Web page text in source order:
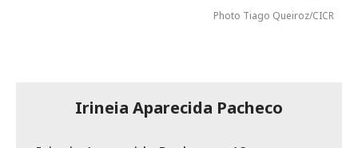
Photo Tiago Queiroz/CICR
Irineia Aparecida Pacheco